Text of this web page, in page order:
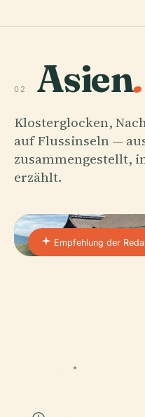
02 Asien.
Klosterglocken,
auf Flussinseln —
zusammengestellt,
erzählt.
Empfehlung der